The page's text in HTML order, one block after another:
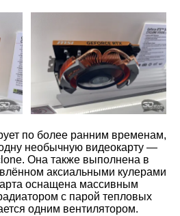
по более ранним временам,
необычную видеокарту —
Она также выполнена в
аксиальными кулерами
оснащена массивным
с парой тепловых
одним вентилятором.